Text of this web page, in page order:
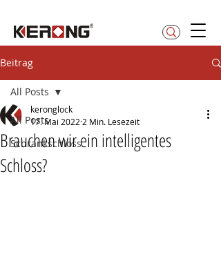
Beitrag
All Posts
Schrankschloss
All Posts
Brauchen wir ein intelligentes
Schloss?
keronglock
17. Mai 2022 2 Min. Lesezeit